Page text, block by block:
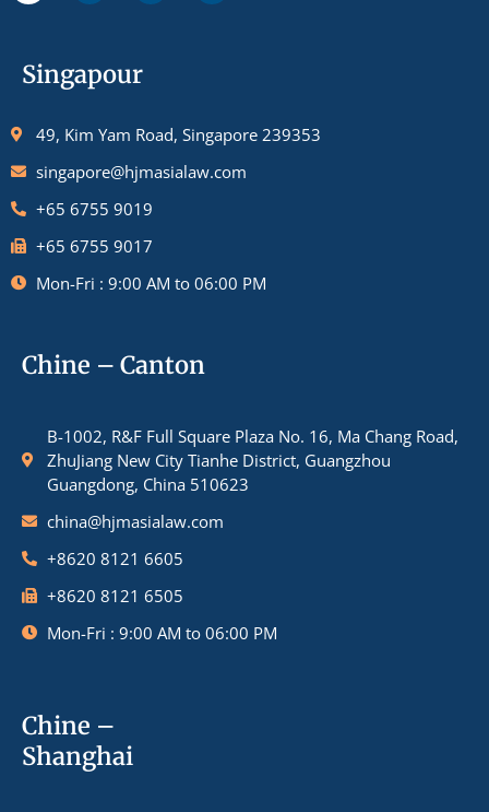
Singapour
49, Kim Yam Road, Singapore 239353
singapore@hjmasialaw.com
+65 6755 9019
+65 6755 9017
Mon-Fri : 9:00 AM to 06:00 PM
Chine – Canton
B-1002, R&F Full Square Plaza No. 16, Ma Chang Road,
ZhuJiang New City Tianhe District, Guangzhou
Guangdong, China 510623
china@hjmasialaw.com
+8620 8121 6605
+8620 8121 6505
Mon-Fri : 9:00 AM to 06:00 PM
Chine –
Shanghai